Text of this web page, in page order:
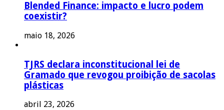
Blended Finance: impacto e lucro podem
coexistir?
maio 18, 2026
TJRS declara inconstitucional lei de
Gramado que revogou proibição de sacolas
plásticas
abril 23, 2026